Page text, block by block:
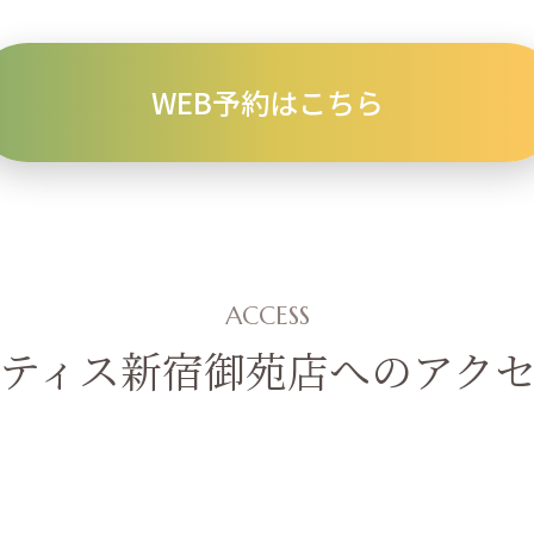
WEB予約はこちら
ACCESS
ィス新宿御苑店へのアク